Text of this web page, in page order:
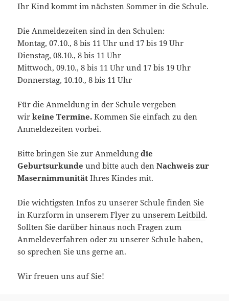
Ihr Kind kommt im nächsten Sommer in die Schule.
Die Anmeldezeiten sind in den Schulen:
Montag, 07.10., 8 bis 11 Uhr und 17 bis 19 Uhr
Dienstag, 08.10., 8 bis 11 Uhr
Mittwoch, 09.10., 8 bis 11 Uhr und 17 bis 19 Uhr
Donnerstag, 10.10., 8 bis 11 Uhr
Für die Anmeldung in der Schule vergeben
wir keine Termine. Kommen Sie einfach zu den
Anmeldezeiten vorbei.
Bitte bringen Sie zur Anmeldungdie
Geburtsurkunde und bitte auch denNachweis zur
Masernimmunität Ihres Kindes mit.
Die wichtigsten Infos zu unserer Schule finden Sie
in Kurzform in unseremFlyer zu unserem Leitbild.
Sollten Sie darüber hinaus noch Fragen zum
Anmeldeverfahren oder zu unserer Schule haben,
so sprechen Sie uns gerne an.
Wir freuen uns auf Sie!